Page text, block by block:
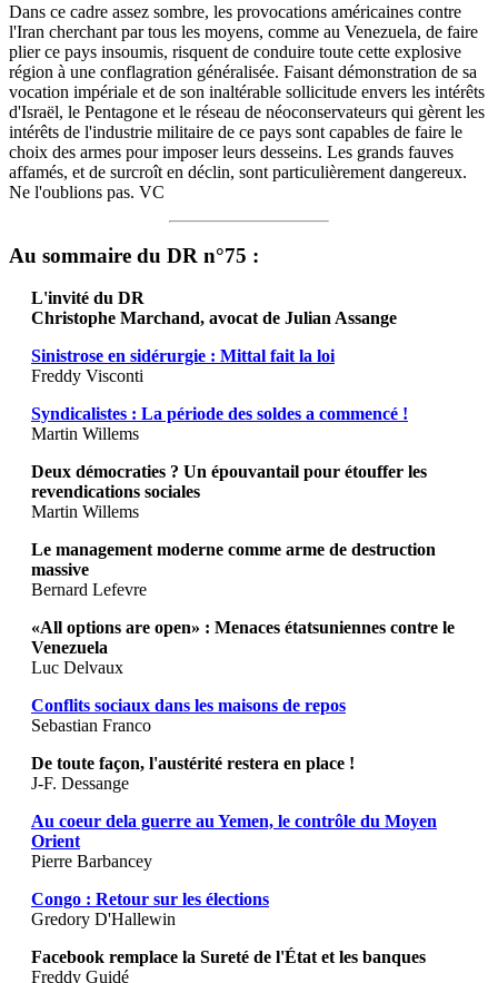
Dans ce cadre assez sombre, les provocations américaines contre
l'Iran cherchant par tous les moyens, comme au Venezuela, de faire
plier ce pays insoumis, risquent de conduire toute cette explosive
région à une conflagration généralisée. Faisant démonstration de sa
vocation impériale et de son inaltérable sollicitude envers les intérêts
d'Israël, le Pentagone et le réseau de néoconservateurs qui gèrent les
intérêts de l'industrie militaire de ce pays sont capables de faire le
choix des armes pour imposer leurs desseins. Les grands fauves
affamés, et de surcroît en déclin, sont particulièrement dangereux.
Ne l'oublions pas. VC
Au sommaire du DR n°75 :
L'invité du DR
Christophe Marchand, avocat de Julian Assange
Sinistrose en sidérurgie : Mittal fait la loi
Freddy Visconti
Syndicalistes : La période des soldes a commencé !
Martin Willems
Deux démocraties ? Un épouvantail pour étouffer les
revendications sociales
Martin Willems
Le management moderne comme arme de destruction
massive
Bernard Lefevre
«All options are open» : Menaces étatsuniennes contre le
Venezuela
Luc Delvaux
Conflits sociaux dans les maisons de repos
Sebastian Franco
De toute façon, l'austérité restera en place !
J-F. Dessange
Au coeur dela guerre au Yemen, le contrôle du Moyen
Orient
Pierre Barbancey
Congo : Retour sur les élections
Gredory D'Hallewin
Facebook remplace la Sureté de l'État et les banques
Freddy Guidé